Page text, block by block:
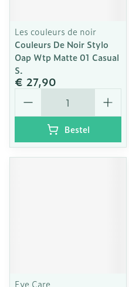
Les couleurs de noir
Couleurs De Noir Stylo
Oap Wtp Matte 01 Casual
S.
€ 27,90
Aantal
Bestel
Eye Care